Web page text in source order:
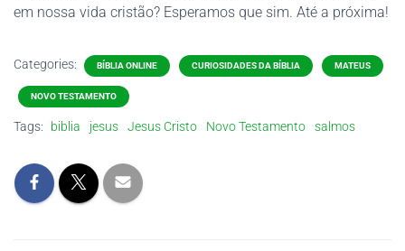
em nossa vida cristão? Esperamos que sim. Até a próxima!
Categories: BÍBLIA ONLINE CURIOSIDADES DA BÍBLIA MATEUS
NOVO TESTAMENTO
Tags: biblia jesus Jesus Cristo Novo Testamento salmos